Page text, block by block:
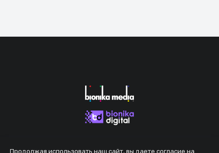
Продолжая использовать наш сайт, вы даете согласие на